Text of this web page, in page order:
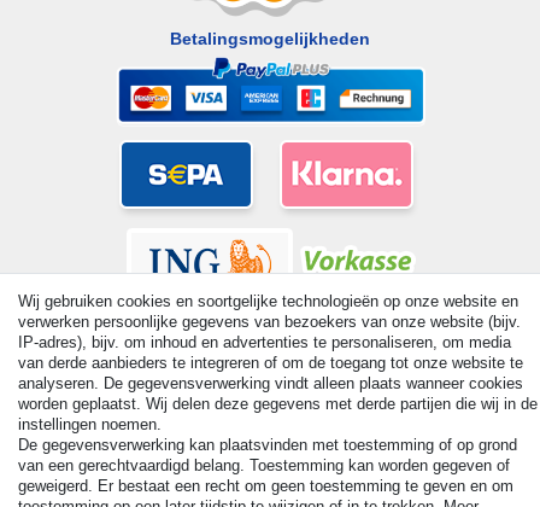
Betalingsmogelijkheden
© Copyright 2026 | Alle rechten voorbehouden. - All rights
reserved. Prices incl. VAT. 19% VAT Basic prices see article detail
| * Applies to deliveries to the UK!
Wij gebruiken cookies en soortgelijke technologieën op onze website en
verwerken persoonlijke gegevens van bezoekers van onze website (bijv.
IP-adres), bijv. om inhoud en advertenties te personaliseren, om media
van derde aanbieders te integreren of om de toegang tot onze website te
analyseren. De gegevensverwerking vindt alleen plaats wanneer cookies
worden geplaatst. Wij delen deze gegevens met derde partijen die wij in de
instellingen noemen.
De gegevensverwerking kan plaatsvinden met toestemming of op grond
van een gerechtvaardigd belang. Toestemming kan worden gegeven of
geweigerd. Er bestaat een recht om geen toestemming te geven en om